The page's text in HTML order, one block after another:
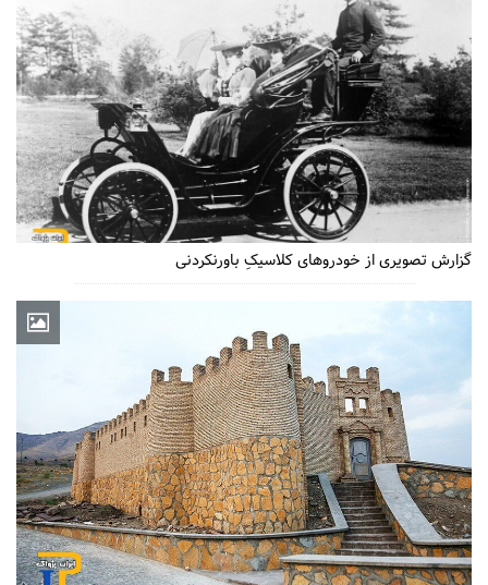
گزارش تصویری از خودروهای کلاسیکِ باورنکردنی